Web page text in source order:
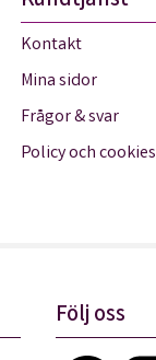
Kontakt
Mina sidor
Frågor & svar
Policy och cookies
Följ oss